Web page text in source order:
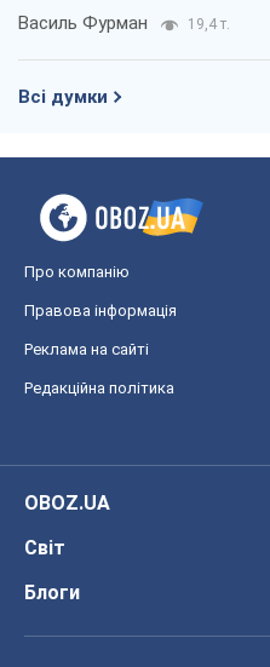
Василь Фурман 19,4 т.
Всі думки
Про компанію
Правова інформація
Реклама на сайті
Редакційна політика
OBOZ.UA
Світ
Блоги